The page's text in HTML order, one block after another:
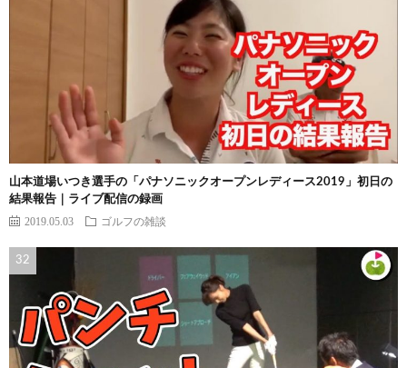
山本道場いつき選手の「パナソニックオープンレディース2019」初日の
結果報告｜ライブ配信の録画
2019.05.03 ゴルフの雑談